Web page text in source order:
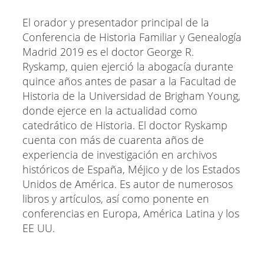
El orador y presentador principal de la
Conferencia de Historia Familiar y Genealogía
Madrid 2019 es el doctor George R.
Ryskamp, quien ejerció la abogacía durante
quince años antes de pasar a la Facultad de
Historia de la Universidad de Brigham Young,
donde ejerce en la actualidad como
catedrático de Historia. El doctor Ryskamp
cuenta con más de cuarenta años de
experiencia de investigación en archivos
históricos de España, Méjico y de los Estados
Unidos de América. Es autor de numerosos
libros y artículos, así como ponente en
conferencias en Europa, América Latina y los
EE UU.